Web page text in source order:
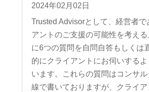
2024年02月02日
Trusted Advisorとして、経営者で
アントのご支援の可能性を考える
に6つの質問を自問自答もしくは
的にクライアントにお伺いするよ
います。これらの質問はコンサル
線で書いておりますが、クライア